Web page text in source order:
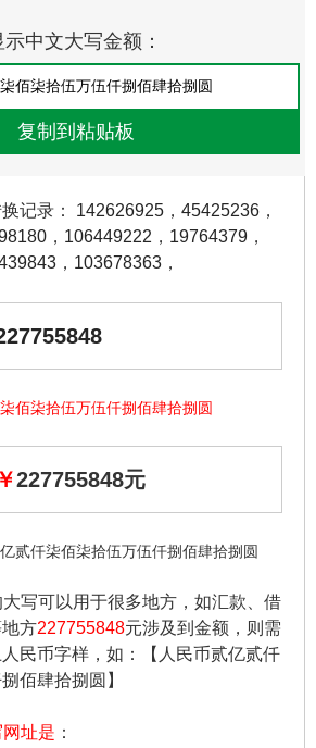
示中文大写金额：
记录： 142626925 ， 45425236 ，
， 106449222 ， 19764379 ，
， 103678363 ，
佰柒拾伍万伍仟捌佰肆拾捌圆
￥227755848元
贰仟柒佰柒拾伍万伍仟捌佰肆拾捌圆
大写可以用于很多地方，如汇款、借
方227755848元涉及到金额，则需
民币字样，如：【人民币贰亿贰仟
佰肆拾捌圆】
址是 ：